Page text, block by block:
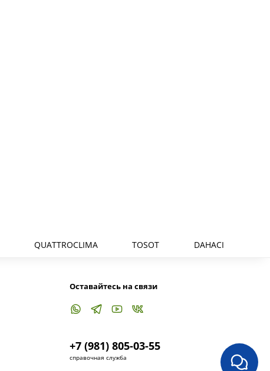
QUATTROCLIMA TOSOT DAHACI
Оставайтесь на связи
+7 (981) 805-03-55
справочная служба